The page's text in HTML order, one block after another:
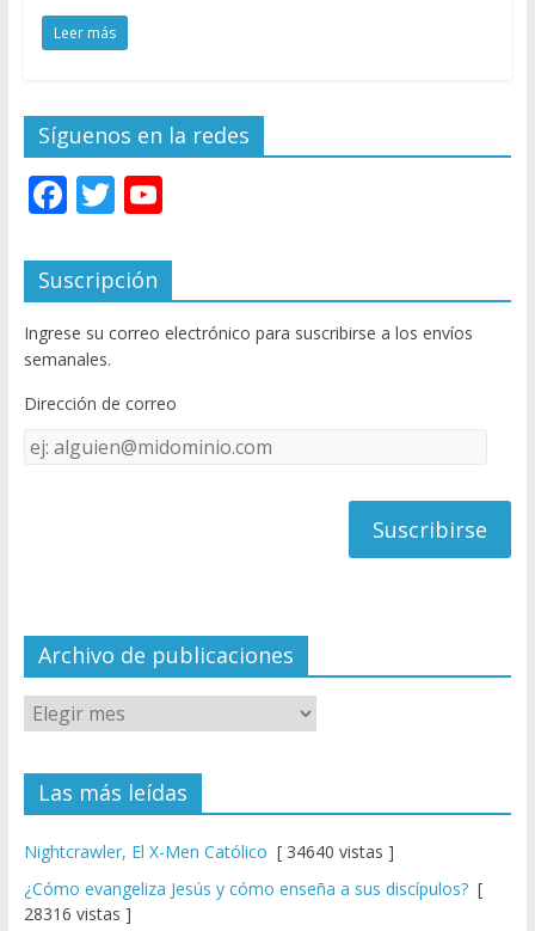
Leer más
Síguenos en la redes
F
e
b
o
o
k
T
itt
er
Y
u
T
u
e
C
el
Suscripción
Ingrese su correo electrónico para suscribirse a los envíos
semanales.
Dirección de correo
Dirección
de
Archivo de publicaciones
Las más leídas
Nightcrawler, El X-Men Católico [ 34640 vistas ]
¿Cómo evangeliza Jesús y cómo enseña a sus discípulos?[
28316 vistas ]